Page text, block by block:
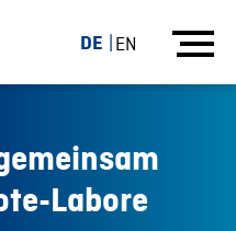
DE EN
Labore